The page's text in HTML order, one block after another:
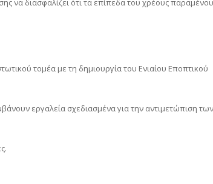
να διασφαλίζει ότι τα επίπεδα του χρέους
τομέα με τη δημιουργία του Ενιαίου Εποπτικού
εργαλεία σχεδιασμένα για την αντιμετώπιση των